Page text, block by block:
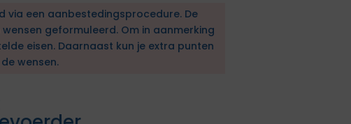
via een aanbestedingsprocedure. De
geformuleerd. Om in aanmerking
eisen. Daarnaast kun je extra punten
wensen.